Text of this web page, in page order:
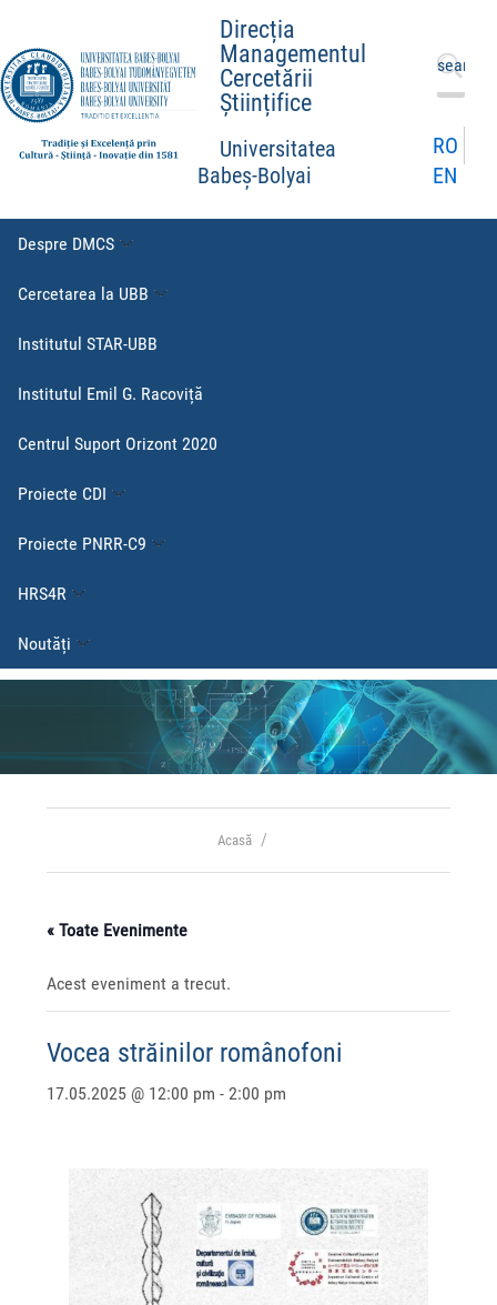
Direcția
Managementul
Cercetării
Științifice
Universitatea
Babeș-Bolyai
Caută
după:
RO
EN
Despre DMCS
Cercetarea la UBB
Institutul STAR-UBB
Institutul Emil G. Racoviță
Centrul Suport Orizont 2020
Proiecte CDI
Proiecte PNRR-C9
HRS4R
Noutăți
Acasă
« Toate Evenimente
Acest eveniment a trecut.
Vocea străinilor românofoni
17.05.2025 @ 12:00 pm - 2:00 pm